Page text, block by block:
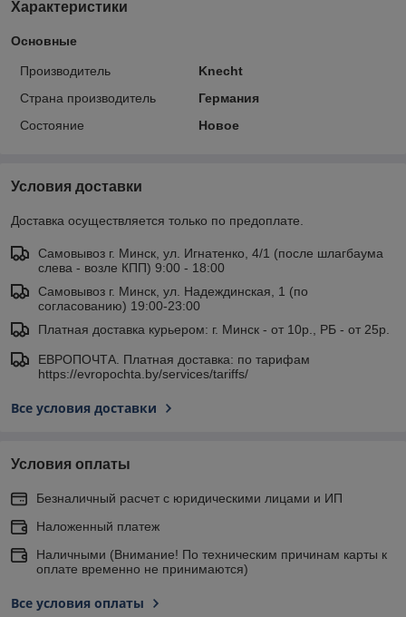
Характеристики
Основные
Производитель
Knecht
Страна производитель
Германия
Состояние
Новое
Условия доставки
Доставка осуществляется только по предоплате.
Самовывоз г. Минск, ул. Игнатенко, 4/1 (после шлагбаума
слева - возле КПП) 9:00 - 18:00
Самовывоз г. Минск, ул. Надеждинская, 1 (по
согласованию) 19:00-23:00
Платная доставка курьером: г. Минск - от 10р., РБ - от 25р.
ЕВРОПОЧТА. Платная доставка: по тарифам
https://evropochta.by/services/tariffs/
Все условия доставки
Условия оплаты
Безналичный расчет с юридическими лицами и ИП
Наложенный платеж
Наличными (Внимание! По техническим причинам карты к
оплате временно не принимаются)
Все условия оплаты